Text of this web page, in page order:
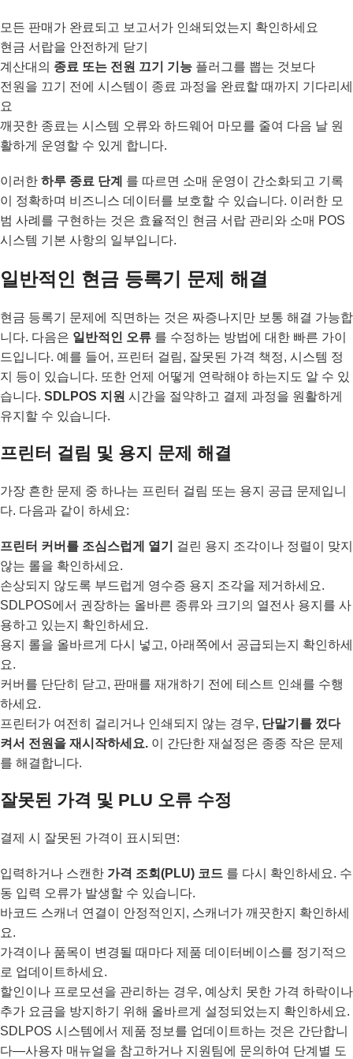
모든 판매가 완료되고 보고서가 인쇄되었는지 확인하세요
현금 서랍을 안전하게 닫기
계산대의 종료 또는 전원 끄기 기능 플러그를 뽑는 것보다
전원을 끄기 전에 시스템이 종료 과정을 완료할 때까지 기다리세
요
깨끗한 종료는 시스템 오류와 하드웨어 마모를 줄여 다음 날 원
활하게 운영할 수 있게 합니다.
이러한 하루 종료 단계
를 따르면 소매 운영이 간소화되고 기록
이 정확하며 비즈니스 데이터를 보호할 수 있습니다. 이러한 모
범 사례를 구현하는 것은 효율적인 현금 서랍 관리와 소매 POS
시스템 기본 사항의 일부입니다.
일반적인 현금 등록기 문제 해결
현금 등록기 문제에 직면하는 것은 짜증나지만 보통 해결 가능합
니다. 다음은 일반적인 오류 를 수정하는 방법에 대한 빠른 가이
드입니다. 예를 들어, 프린터 걸림, 잘못된 가격 책정, 시스템 정
지 등이 있습니다. 또한 언제 어떻게 연락해야 하는지도 알 수 있
습니다. SDLPOS 지원 시간을 절약하고 결제 과정을 원활하게
유지할 수 있습니다.
프린터 걸림 및 용지 문제 해결
가장 흔한 문제 중 하나는 프린터 걸림 또는 용지 공급 문제입니
다. 다음과 같이 하세요:
프린터 커버를 조심스럽게 열기
걸린 용지 조각이나 정렬이 맞지
않는 롤을 확인하세요.
손상되지 않도록 부드럽게 영수증 용지 조각을 제거하세요.
SDLPOS에서 권장하는 올바른 종류와 크기의 열전사 용지를 사
용하고 있는지 확인하세요.
용지 롤을 올바르게 다시 넣고, 아래쪽에서 공급되는지 확인하세
요.
커버를 단단히 닫고, 판매를 재개하기 전에 테스트 인쇄를 수행
하세요.
프린터가 여전히 걸리거나 인쇄되지 않는 경우, 단말기를 껐다
켜서 전원을 재시작하세요. 이 간단한 재설정은 종종 작은 문제
를 해결합니다.
잘못된 가격 및 PLU 오류 수정
결제 시 잘못된 가격이 표시되면:
입력하거나 스캔한 가격 조회(PLU) 코드 를 다시 확인하세요. 수
동 입력 오류가 발생할 수 있습니다.
바코드 스캐너 연결이 안정적인지, 스캐너가 깨끗한지 확인하세
요.
가격이나 품목이 변경될 때마다 제품 데이터베이스를 정기적으
로 업데이트하세요.
할인이나 프로모션을 관리하는 경우, 예상치 못한 가격 하락이나
추가 요금을 방지하기 위해 올바르게 설정되었는지 확인하세요.
SDLPOS 시스템에서 제품 정보를 업데이트하는 것은 간단합니
다—사용자 매뉴얼을 참고하거나 지원팀에 문의하여 단계별 도